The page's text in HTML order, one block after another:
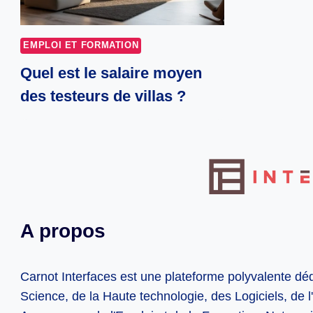
EMPLOI ET FORMATION
Quel est le salaire moyen
des testeurs de villas ?
A propos
Carnot Interfaces est une plateforme polyvalente
Science, de la Haute technologie, des Logiciels, de